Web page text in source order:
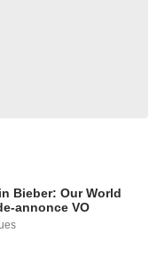
Bieber: Our World
annonce VO